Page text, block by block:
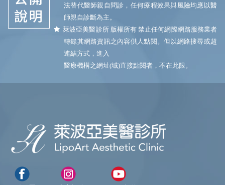
法替代醫師親自問診，任何療程效果與風險均應以醫
師親自診斷為主。
萊波亞美醫診所 版權所有 禁止任何網際網路服務業者
轉錄其網路資訊之內容供人點閱。但以網路搜尋或超
連結方式，進入
醫療機構之網址(域)直接點閱者，不在此限。